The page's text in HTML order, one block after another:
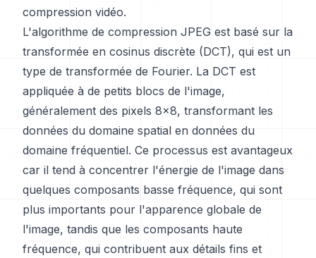
compression vidéo.
L'algorithme de compression JPEG est basé sur la
transformée en cosinus discrète (DCT), qui est un
type de transformée de Fourier. La DCT est
appliquée à de petits blocs de l'image,
généralement des pixels 8x8, transformant les
données du domaine spatial en données du
domaine fréquentiel. Ce processus est avantageux
car il tend à concentrer l'énergie de l'image dans
quelques composants basse fréquence, qui sont
plus importants pour l'apparence globale de
l'image, tandis que les composants haute
fréquence, qui contribuent aux détails fins et